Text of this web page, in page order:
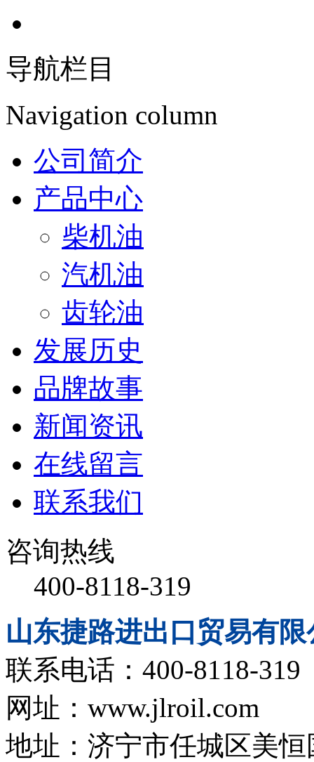
导航栏目
Navigation column
公司简介
产品中心
柴机油
汽机油
齿轮油
发展历史
品牌故事
新闻资讯
在线留言
联系我们
咨询热线
400-8118-319
山东捷路进出口贸易有限
联系电话：400-8118-319
网址：www.jlroil.com
地址：济宁市任城区美恒